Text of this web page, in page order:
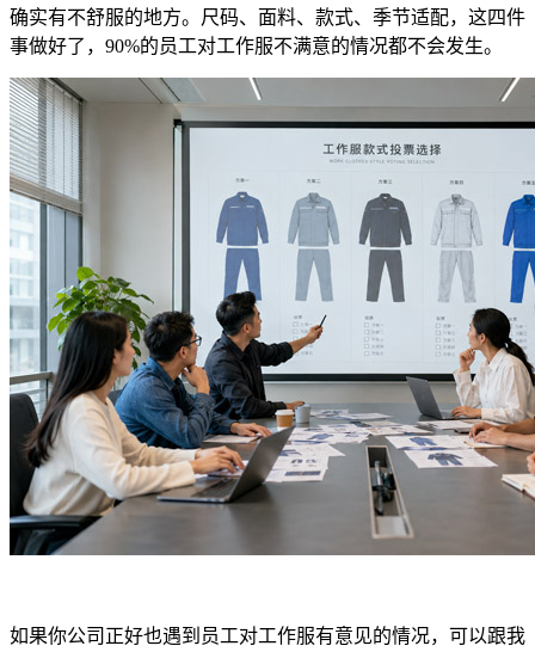
确实有不舒服的地方。尺码、面料、款式、季节适配，这四件
事做好了，90%的员工对工作服不满意的情况都不会发生。
如果你公司正好也遇到员工对工作服有意见的情况，可以跟我